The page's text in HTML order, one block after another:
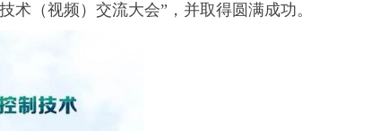
（视频）交流大会”，并取得圆满成功。